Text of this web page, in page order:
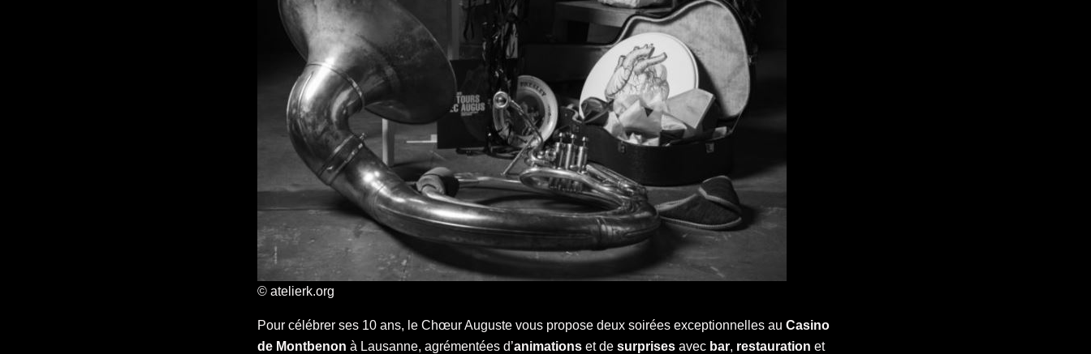
© atelierk.org
Pour célébrer ses 10 ans, le Chœur Auguste vous propose deux soirées exceptionnelles au Casino
de Montbenon à Lausanne, agrémentées d’animations et de surprises avec bar, restauration et